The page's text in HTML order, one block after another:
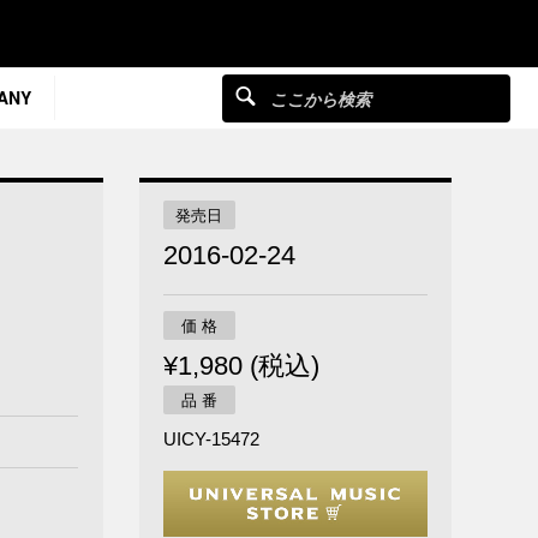
発売日
2016-02-24
価 格
¥1,980 (税込)
品 番
UICY-15472